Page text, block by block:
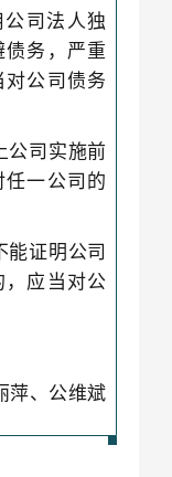
司法人独
务，严重
公司债务
公司实施前
一公司的
能证明公司
应当对公
萍、公维斌